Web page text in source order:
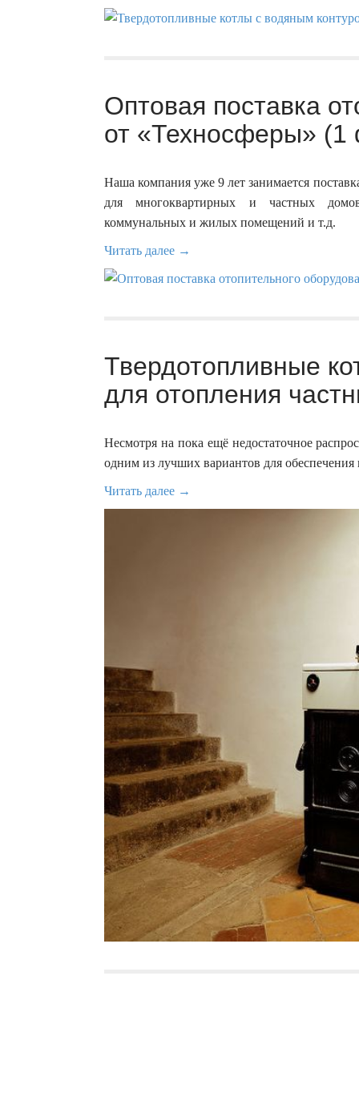
Оптовая поставка
от «Техносферы» (1
Наша компания уже 9 лет занимается
для многоквартирных и частных
коммунальных и жилых помещений и т.д.
Читать далее →
Твердотопливные
для отопления
Несмотря на пока ещё недостаточное
одним из лучших вариантов для
Читать далее →